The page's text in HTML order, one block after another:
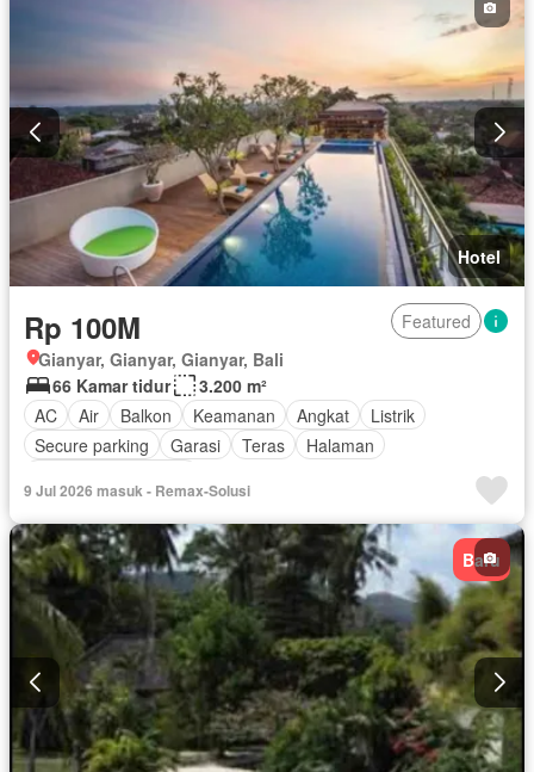
Hotel
Rp 100M
Featured
Gianyar, Gianyar, Gianyar, Bali
66 Kamar tidur
3.200 m²
AC
Air Balkon Keamanan Angkat
Listrik
Secure parking
Garasi Teras
Halaman
9 Jul 2026 masuk - Remax-Solusi
Baru